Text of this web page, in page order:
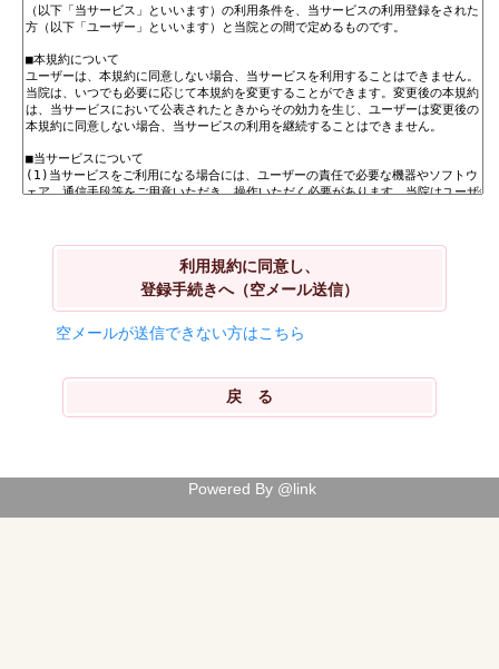
利用規約に同意し、
登録手続きへ（空メール送信）
空メールが送信できない方はこちら
Powered By @link